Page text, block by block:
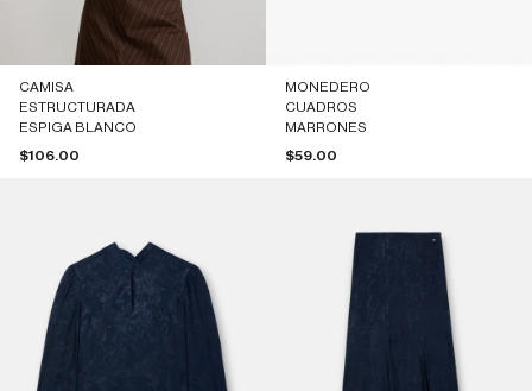
CAMISA
ESTRUCTURADA
ESPIGA BLANCO
Precio de oferta
$106.00
MONEDERO
CUADROS
MARRONES
Precio de oferta
$59.00